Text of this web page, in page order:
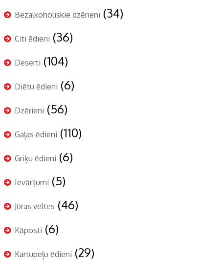
Bezalkoholiskie dzērieni (34)
Citi ēdieni (36)
Deserti (104)
Diētu ēdieni (6)
Dzērieni (56)
Gaļas ēdieni (110)
Griķu ēdieni (6)
Ievārījumi (5)
Jūras veltes (46)
Kāposti (6)
Kartupeļu ēdieni (29)